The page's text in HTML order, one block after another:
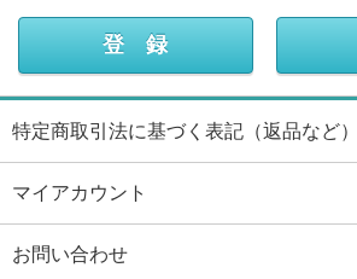
特定商取引法に基づく表記（返品など）
マイアカウント
お問い合わせ